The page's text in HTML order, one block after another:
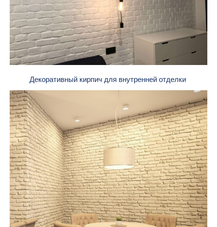
Декоративный кирпич для внутренней отделки